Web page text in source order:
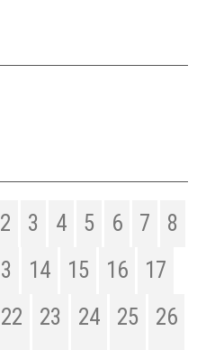
2 3 4 5 6 7
8
14 15 16
17
22 23 24 25
26